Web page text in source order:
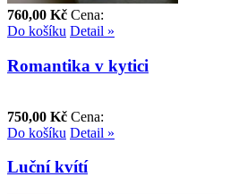
760,00 Kč Cena:
Do košíku Detail »
Romantika v kytici
750,00 Kč Cena:
Do košíku Detail »
Luční kvítí